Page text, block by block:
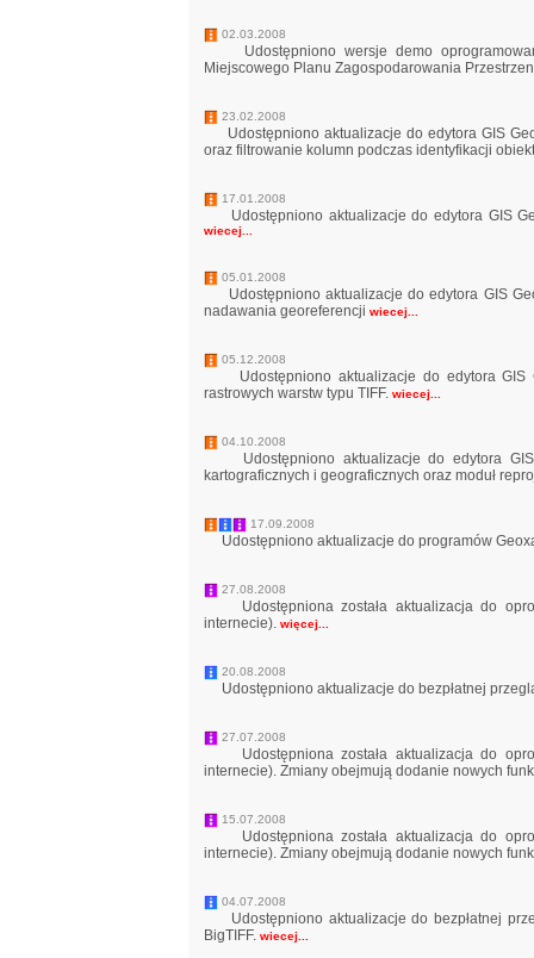
02.03.2008
Udostępniono wersje demo
Miejscowego Planu Zagospodarowania
23.02.2008
Udostępniono aktualizacje do edytora GIS
oraz filtrowanie kolumn podczas identyfikacji
17.01.2008
Udostępniono aktualizacje do edytora GIS
wiecej...
05.01.2008
Udostępniono aktualizacje do edytora GIS
nadawania georeferencji wiecej...
05.12.2008
Udostępniono aktualizacje do edytora GIS
rastrowych warstw typu TIFF. wiecej...
04.10.2008
Udostępniono aktualizacje do edytora GIS
kartograficznych i geograficznych oraz moduł
17.09.2008
Udostępniono aktualizacje do programów
27.08.2008
Udostępniona została aktualizacja do
internecie). więcej...
20.08.2008
Udostępniono aktualizacje do bezpłatnej
27.07.2008
Udostępniona została aktualizacja do
internecie). Zmiany obejmują dodanie nowych
15.07.2008
Udostępniona została aktualizacja do
internecie). Zmiany obejmują dodanie nowych
04.07.2008
Udostępniono aktualizacje do bezpłatnej
BigTIFF. wiecej...